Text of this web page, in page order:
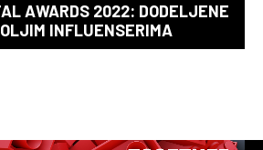
AWARDS 2022: DODELJENE
INFLUENSERIMA